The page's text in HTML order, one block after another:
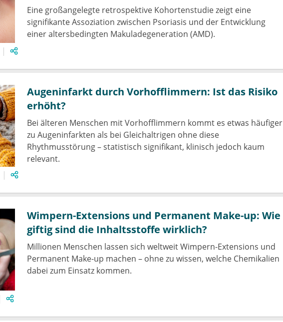
Eine großangelegte retrospektive Kohortenstudie zeigt eine
signifikante Assoziation zwischen Psoriasis und der Entwicklung
einer altersbedingten Makuladegeneration (AMD).
Augeninfarkt durch Vorhofflimmern: Ist das Risiko
erhöht?
Bei älteren Menschen mit Vorhofflimmern kommt es etwas häufiger
zu Augeninfarkten als bei Gleichaltrigen ohne diese
Rhythmusstörung – statistisch signifikant, klinisch jedoch kaum
relevant.
Wimpern-Extensions und Permanent Make-up: Wie
giftig sind die Inhaltsstoffe wirklich?
Millionen Menschen lassen sich weltweit Wimpern-Extensions und
Permanent Make-up machen – ohne zu wissen, welche Chemikalien
dabei zum Einsatz kommen.